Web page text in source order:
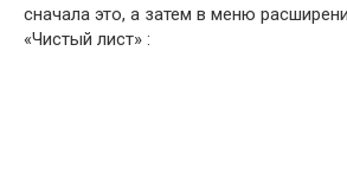
сначала это, а затем в меню
«Чистый лист» :